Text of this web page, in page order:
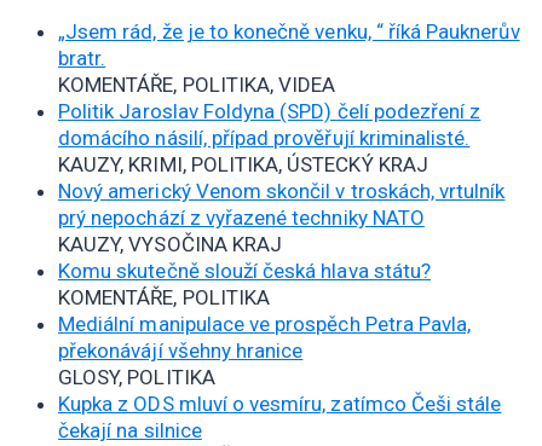
„Jsem rád, že je to konečně venku, “ říká Pauknerův
bratr.
KOMENTÁŘE, POLITIKA, VIDEA
Politik Jaroslav Foldyna (SPD) čelí podezření z
domácího násilí, případ prověřují kriminalisté.
KAUZY, KRIMI, POLITIKA, ÚSTECKÝ KRAJ
Nový americký Venom skončil v troskách, vrtulník
prý nepochází z vyřazené techniky NATO
KAUZY, VYSOČINA KRAJ
Komu skutečně slouží česká hlava státu?
KOMENTÁŘE, POLITIKA
Mediální manipulace ve prospěch Petra Pavla,
překonávájí všehny hranice
GLOSY, POLITIKA
Kupka z ODS mluví o vesmíru, zatímco Češi stále
čekají na silnice